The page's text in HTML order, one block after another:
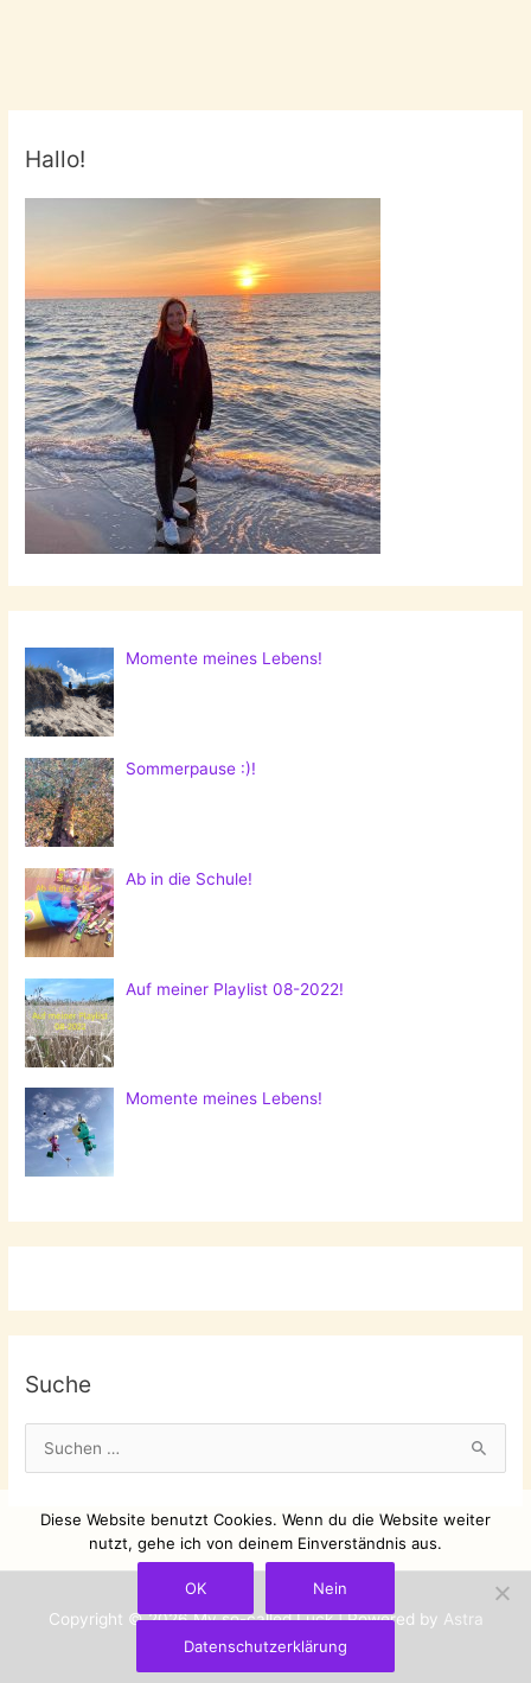
Hallo!
Momente meines Lebens!
Sommerpause :)!
Ab in die Schule!
Auf meiner Playlist 08-2022!
Momente meines Lebens!
Suche
u
e
Copyright © 2026My so-called Luck| Powered by Astra
WordPress-Theme
Diese Website benutzt Cookies. Wenn du die Website weiter
nutzt, gehe ich von deinem Einverständnis aus.
OK Nein
Datenschutzerklärung